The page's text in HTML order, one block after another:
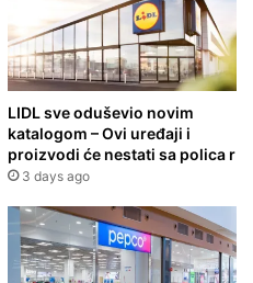
LIDL sve oduševio novim
katalogom – Ovi uređaji i
proizvodi će nestati sa polica r
3 days ago